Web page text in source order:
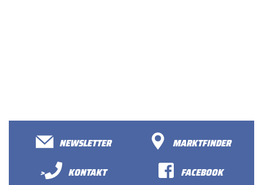
NEWSLETTER
MARKTFINDER
>
KONTAKT
FACEBOOK